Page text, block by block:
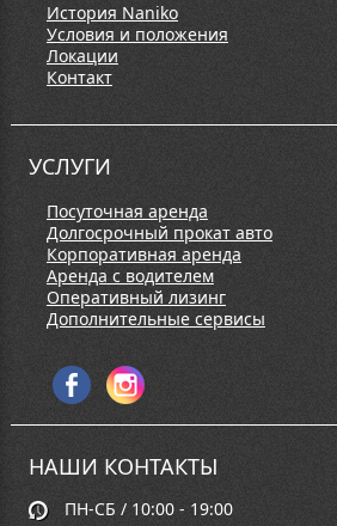
История Naniko
Условия и положения
Локации
Контакт
УСЛУГИ
Посуточная аренда
Долгосрочный прокат авто
Корпоративная аренда
Аренда с водителем
Оперативный лизинг
Дополнительные сервисы
НАШИ КОНТАКТЫ
ПН-СБ / 10:00 - 19:00